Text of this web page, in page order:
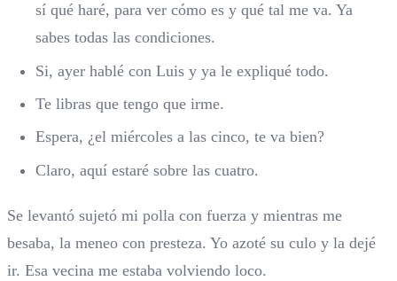
sí qué haré, para ver cómo es y qué tal me va. Ya
sabes todas las condiciones.
Si, ayer hablé con Luis y ya le expliqué todo.
Te libras que tengo que irme.
Espera, ¿el miércoles a las cinco, te va bien?
Claro, aquí estaré sobre las cuatro.
Se levantó sujetó mi polla con fuerza y mientras me
besaba, la meneo con presteza. Yo azoté su culo y la dejé
ir. Esa vecina me estaba volviendo loco.